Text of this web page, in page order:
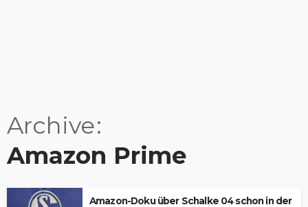
Archive
Amazon Prime
Amazon-Doku über Schalke 04 schon in der